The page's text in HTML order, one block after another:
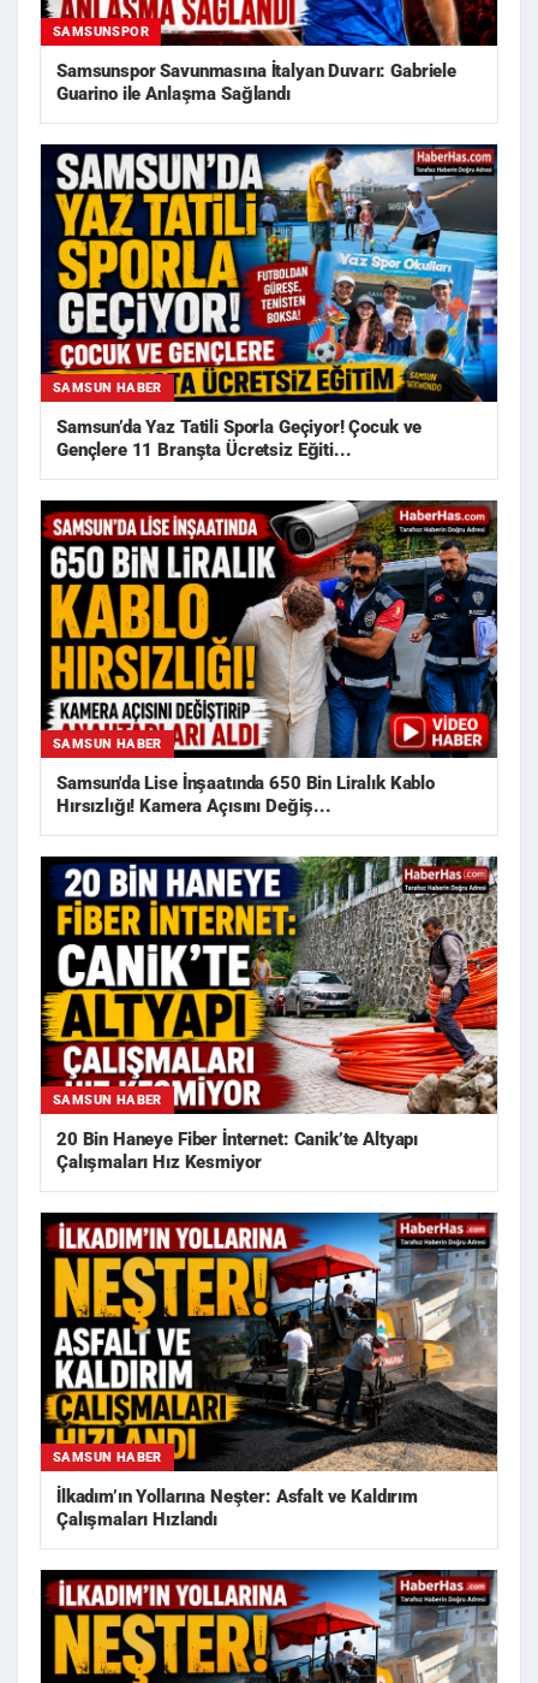
SAMSUNSPOR
Samsunspor Savunmasına İtalyan Duvarı: Gabriele
Guarino ile Anlaşma Sağlandı
SAMSUN HABER
Samsun’da Yaz Tatili Sporla Geçiyor! Çocuk ve
Gençlere 11 Branşta Ücretsiz Eğiti...
SAMSUN HABER
Samsun'da Lise İnşaatında 650 Bin Liralık Kablo
Hırsızlığı! Kamera Açısını Değiş...
SAMSUN HABER
20 Bin Haneye Fiber İnternet: Canik’te Altyapı
Çalışmaları Hız Kesmiyor
SAMSUN HABER
İlkadım’ın Yollarına Neşter: Asfalt ve Kaldırım
Çalışmaları Hızlandı